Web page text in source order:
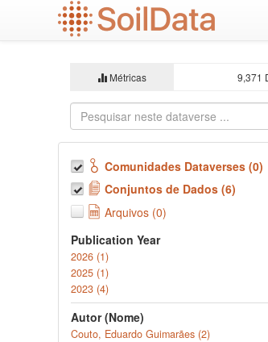
Métricas 9,371
Comunidades Dataverses (0)
Conjuntos de Dados (6)
Arquivos (0)
Publication Year
2026 (1)
2025 (1)
2023 (4)
Autor (Nome)
Couto, Eduardo Guimarães (2)